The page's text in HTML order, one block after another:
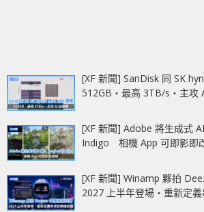
[XF 新聞] SanDisk 同 SK
512GB‧最高 3TB/s‧主攻
[XF 新聞] Adobe 將生成式
Indigo 相機 App 可即影即
[XF 新聞] Winamp 夥拍
2027 上半年登場‧重新定